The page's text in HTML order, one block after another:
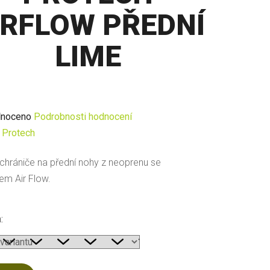
PŘEDNÍ
LIME
Podrobnosti hodnocení
Protech
na přední nohy z neoprenu se
Air Flow.